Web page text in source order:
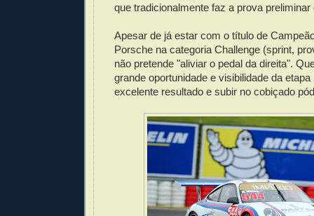
que tradicionalmente faz a prova preliminar
Apesar de já estar com o título de
Porsche na categoria Challenge (sprint,
não pretende "aliviar o pedal da direita".
grande oportunidade e visibilidade da
excelente resultado e subir no cobiçado